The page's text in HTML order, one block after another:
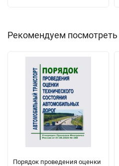
Рекомендуем посмотреть
Порядок проведения оценки